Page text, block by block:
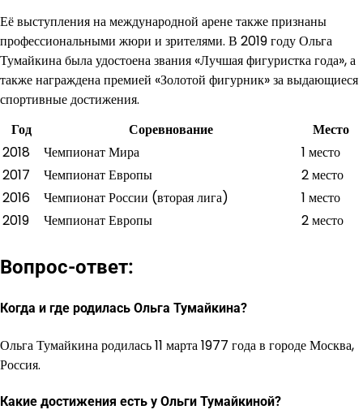
Её выступления на международной арене также признаны
профессиональными жюри и зрителями. В 2019 году Ольга
Тумайкина была удостоена звания «Лучшая фигуристка года», а
также награждена премией «Золотой фигурник» за выдающиеся
спортивные достижения.
Год
Соревнование
Место
2018
Чемпионат Мира
1 место
2017
Чемпионат Европы
2 место
2016
Чемпионат России (вторая лига)
1 место
2019
Чемпионат Европы 2 место
Вопрос-ответ:
Когда и где родилась Ольга Тумайкина?
Ольга Тумайкина родилась 11 марта 1977 года в городе Москва,
Россия.
Какие достижения есть у Ольги Тумайкиной?